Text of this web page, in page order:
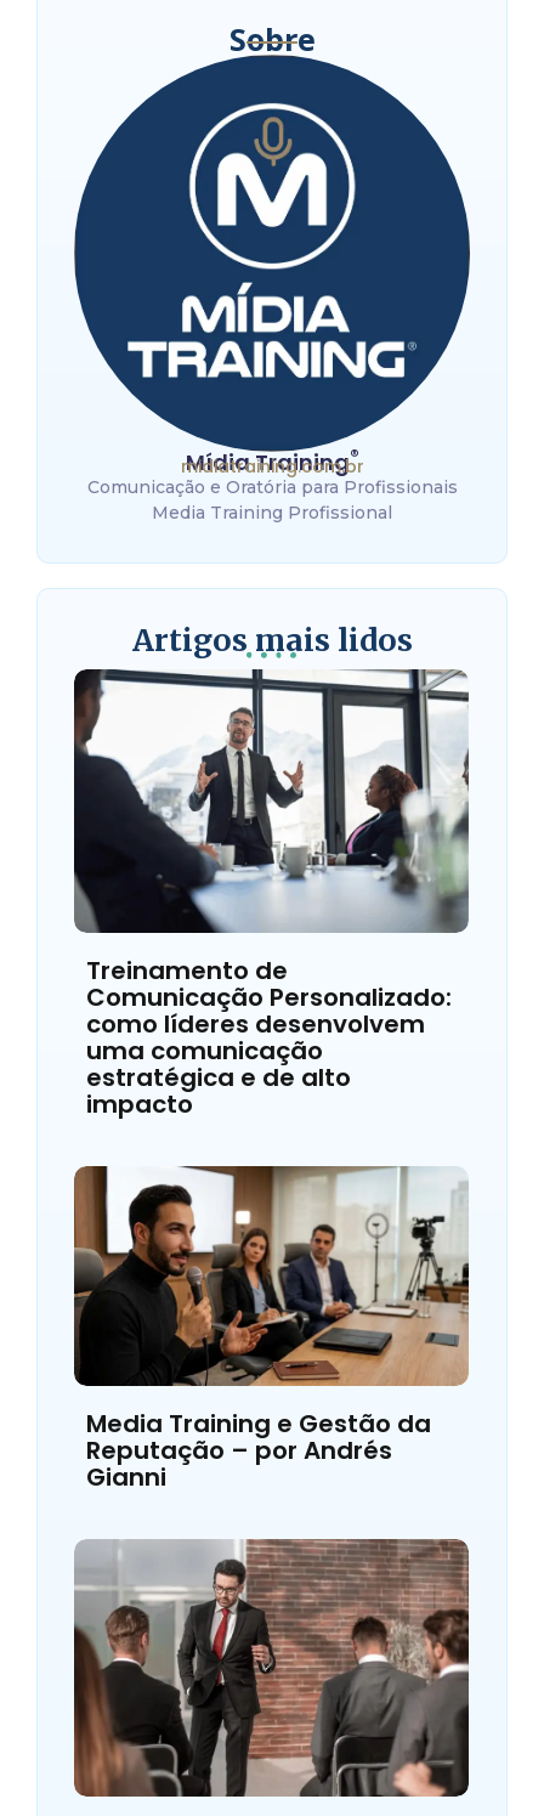
Sobre
Mídia Training®
midiatraining.com.br
Comunicação e Oratória para Profissionais
Media Training Profissional
Artigos mais lidos
Treinamento de
Comunicação Personalizado:
como líderes desenvolvem
uma comunicação
estratégica e de alto
impacto
Media Training e Gestão da
Reputação – por Andrés
Gianni